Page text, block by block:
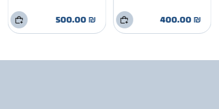
₪ 400.00
₪ 500.00